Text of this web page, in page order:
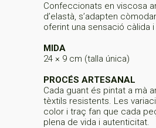
Confeccionats en viscosa
d’elastà, s’adapten
oferint una sensació càlida
MIDA
24 × 9 cm (talla única)
PROCÉS ARTESANAL
Cada guant és pintat a mà
tèxtils resistents. Les
color i traç fan que cada
plena de vida i autenticitat.